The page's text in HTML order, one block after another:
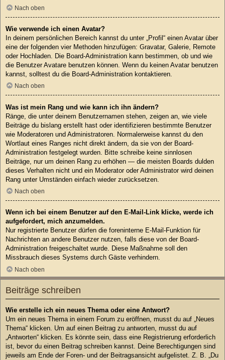
Nach oben
Wie verwende ich einen Avatar?
In deinem persönlichen Bereich kannst du unter „Profil“ einen Avatar über
eine der folgenden vier Methoden hinzufügen: Gravatar, Galerie, Remote
oder Hochladen. Die Board-Administration kann bestimmen, ob und wie
die Benutzer Avatare benutzen können. Wenn du keinen Avatar benutzen
kannst, solltest du die Board-Administration kontaktieren.
Nach oben
Was ist mein Rang und wie kann ich ihn ändern?
Ränge, die unter deinem Benutzernamen stehen, zeigen an, wie viele
Beiträge du bislang erstellt hast oder identifizieren bestimmte Benutzer
wie Moderatoren und Administratoren. Normalerweise kannst du den
Wortlaut eines Ranges nicht direkt ändern, da sie von der Board-
Administration festgelegt wurden. Bitte schreibe keine sinnlosen
Beiträge, nur um deinen Rang zu erhöhen — die meisten Boards dulden
dieses Verhalten nicht und ein Moderator oder Administrator wird deinen
Rang unter Umständen einfach wieder zurücksetzen.
Nach oben
Wenn ich bei einem Benutzer auf den E-Mail-Link klicke, werde ich
aufgefordert, mich anzumelden.
Nur registrierte Benutzer dürfen die foreninterne E-Mail-Funktion für
Nachrichten an andere Benutzer nutzen, falls diese von der Board-
Administration freigeschaltet wurde. Diese Maßnahme soll den
Missbrauch dieses Systems durch Gäste verhindern.
Nach oben
Beiträge schreiben
Wie erstelle ich ein neues Thema oder eine Antwort?
Um ein neues Thema in einem Forum zu eröffnen, musst du auf „Neues
Thema“ klicken. Um auf einen Beitrag zu antworten, musst du auf
„Antworten“ klicken. Es könnte sein, dass eine Registrierung erforderlich
ist, bevor du einen Beitrag schreiben kannst. Deine Berechtigungen sind
jeweils am Ende der Foren- und der Beitragsansicht aufgelistet. Z. B. „Du